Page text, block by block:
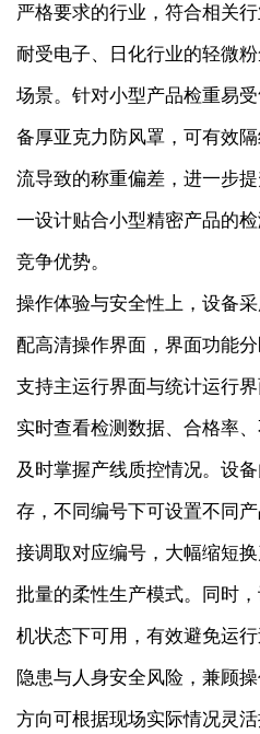
严格要求的行业，符合相关
耐受电子、日化行业的轻微
场景。针对小型产品检重易
备厚亚克力防风罩，可有效
流导致的称重偏差，进一步
一设计贴合小型精密产品的
竞争优势。
操作体验与安全性上，设备
配高清操作界面，界面功能
支持主运行界面与统计运行
实时查看检测数据、合格率
及时掌握产线质控情况。设
存，不同编号下可设置不同
接调取对应编号，大幅缩短
批量的柔性生产模式。同时
机状态下可用，有效避免运
隐患与人身安全风险，兼顾
方向可根据现场实际情况灵